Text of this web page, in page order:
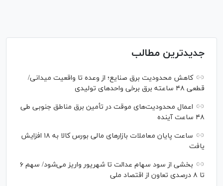
جدیدترین مطالب
کاهش محدودیت برق صنایع؛ از وعده تا واقعیت میدانی/
قطعی ۴۸ ساعته برق برخی واحد‌های تولیدی
اعمال محدودیت‌های موقت در تأمین برق مناطق جنوبی طی
۴۸ ساعت آینده
ساعت پایان معاملات بازار‌های مالی بورس کالا به ۱۸ افزایش
یافت
بخشی از سود سهام عدالت تا شهریور واریز می‌شود/ سهم ۶
تا ۸ درصدی تعاون از اقتصاد ملی